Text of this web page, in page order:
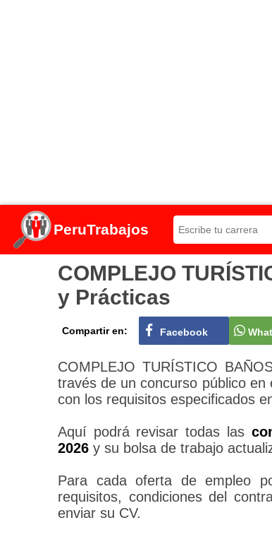
PeruTrabajos
COMPLEJO
y Prácticas
Compartir en: Facebook
COMPLEJO TURÍSTICO
través de un concurso público
con los requisitos especificados
Aquí podrá revisar todas las
2026 y su bolsa de trabajo
Para cada oferta de empleo
requisitos, condiciones del
enviar su CV.